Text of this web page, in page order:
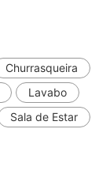
Churrasqueira
Lavabo
Sala de Estar